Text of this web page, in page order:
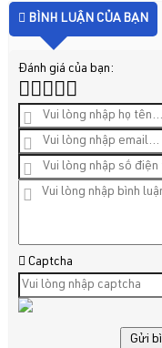
BÌNH LUẬN CỦA BẠN
Đánh giá của bạn:
Captcha
Gửi